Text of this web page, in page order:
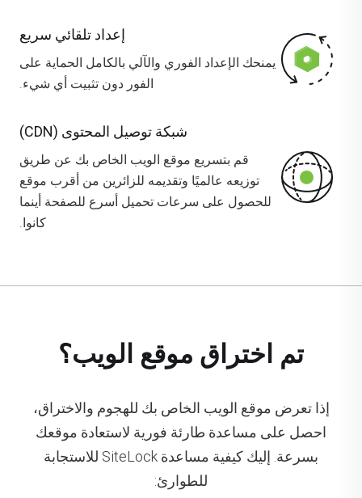
إعداد تلقائي سريع
يمنحك الإعداد الفوري والآلي بالكامل الحماية على
الفور دون تثبيت أي شيء.
شبكة توصيل المحتوى (CDN)
قم بتسريع موقع الويب الخاص بك عن طريق
توزيعه عالميًا وتقديمه للزائرين من أقرب موقع
للحصول على سرعات تحميل أسرع للصفحة أينما
كانوا.
تم اختراق موقع الويب؟
إذا تعرض موقع الويب الخاص بك للهجوم والاختراق،
احصل على مساعدة طارئة فورية لاستعادة موقعك
بسرعة. إليك كيفية مساعدة SiteLock للاستجابة
للطوارئ: